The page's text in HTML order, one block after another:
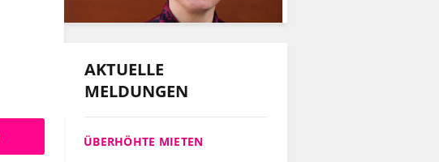
AKTUELLE
MELDUNGEN
ÜBERHÖHTE MIETEN